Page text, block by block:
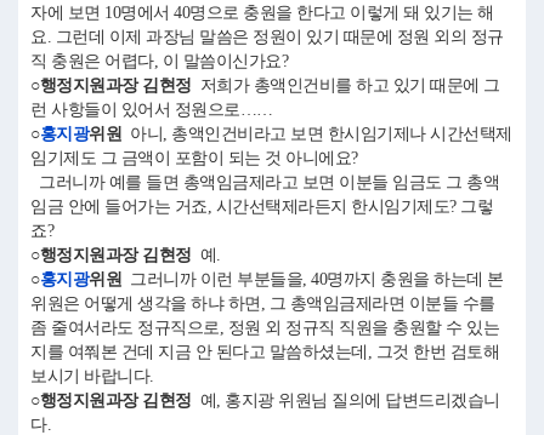
자에 보면 10명에서 40명으로 충원을 한다고 이렇게 돼 있기는 해
요. 그런데 이제 과장님 말씀은 정원이 있기 때문에 정원 외의 정규
직 충원은 어렵다, 이 말씀이신가요?
○행정지원과장 김현정 저희가 총액인건비를 하고 있기 때문에 그
런 사항들이 있어서 정원으로……
○홍지광위원 아니, 총액인건비라고 보면 한시임기제나 시간선택제
임기제도 그 금액이 포함이 되는 것 아니에요?
그러니까 예를 들면 총액임금제라고 보면 이분들 임금도 그 총액
임금 안에 들어가는 거죠, 시간선택제라든지 한시임기제도? 그렇
죠?
○행정지원과장 김현정 예.
○홍지광위원 그러니까 이런 부분들을, 40명까지 충원을 하는데 본
위원은 어떻게 생각을 하냐 하면, 그 총액임금제라면 이분들 수를
좀 줄여서라도 정규직으로, 정원 외 정규직 직원을 충원할 수 있는
지를 여쭤본 건데 지금 안 된다고 말씀하셨는데, 그것 한번 검토해
보시기 바랍니다.
○행정지원과장 김현정 예, 홍지광 위원님 질의에 답변드리겠습니
다.